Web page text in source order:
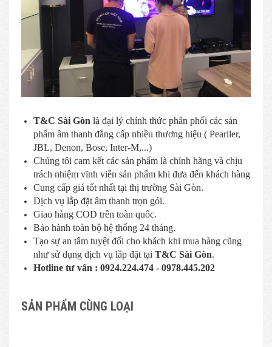
T&C Sài Gòn là đại lý chính thức phân phối các sản
phẩm âm thanh đẳng cấp nhiều thương hiệu ( Pearller,
JBL, Denon, Bose, Inter-M,...)
Chúng tôi cam kết các sản phẩm là chính hãng và chịu
trách nhiệm vĩnh viễn sản phẩm khi đưa đến khách hàng
Cung cấp giá tốt nhất tại thị trường Sài Gòn.
Dịch vụ lắp đặt âm thanh trọn gói.
Giao hàng COD trên toàn quốc.
Bảo hành toàn bộ hệ thống 24 tháng.
Tạo sự an tâm tuyệt đối cho khách khi mua hàng cũng
như sử dụng dịch vụ lắp đặt tại T&C Sài Gòn.
Hotline tư vấn : 0924.224.474 - 0978.445.202
SẢN PHẨM CÙNG LOẠI